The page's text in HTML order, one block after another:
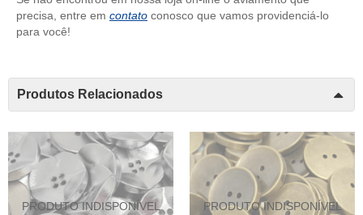
precisa, entre em contato conosco que vamos providenciá-lo
para você!
Produtos Relacionados